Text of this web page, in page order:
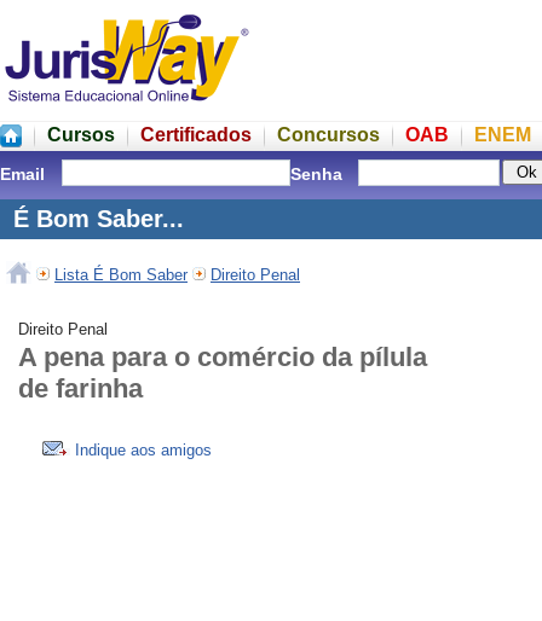
Cursos Certificados Concursos OAB ENEM
Email Senha
É Bom Saber...
Lista É Bom Saber Direito Penal
Direito Penal
A pena para o comércio da pílula
de farinha
Indique aos amigos